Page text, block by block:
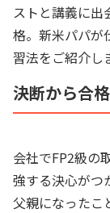
ストと講義に出
格。新米パパが
習法をご紹介し
決断から合
会社でFP2級の
強する決心がつ
父親になったこ